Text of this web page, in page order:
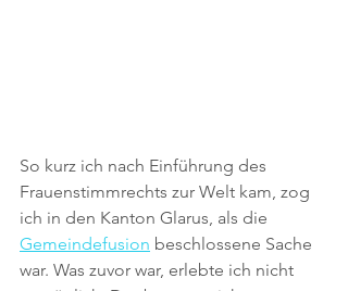
So kurz ich nach Einführung des
Frauenstimmrechts zur Welt kam, zog
ich in den Kanton Glarus, als die
Gemeindefusion beschlossene Sache
war. Was zuvor war, erlebte ich nicht